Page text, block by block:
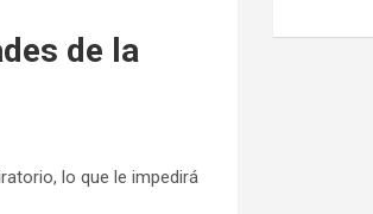
de la
lo que le impedirá